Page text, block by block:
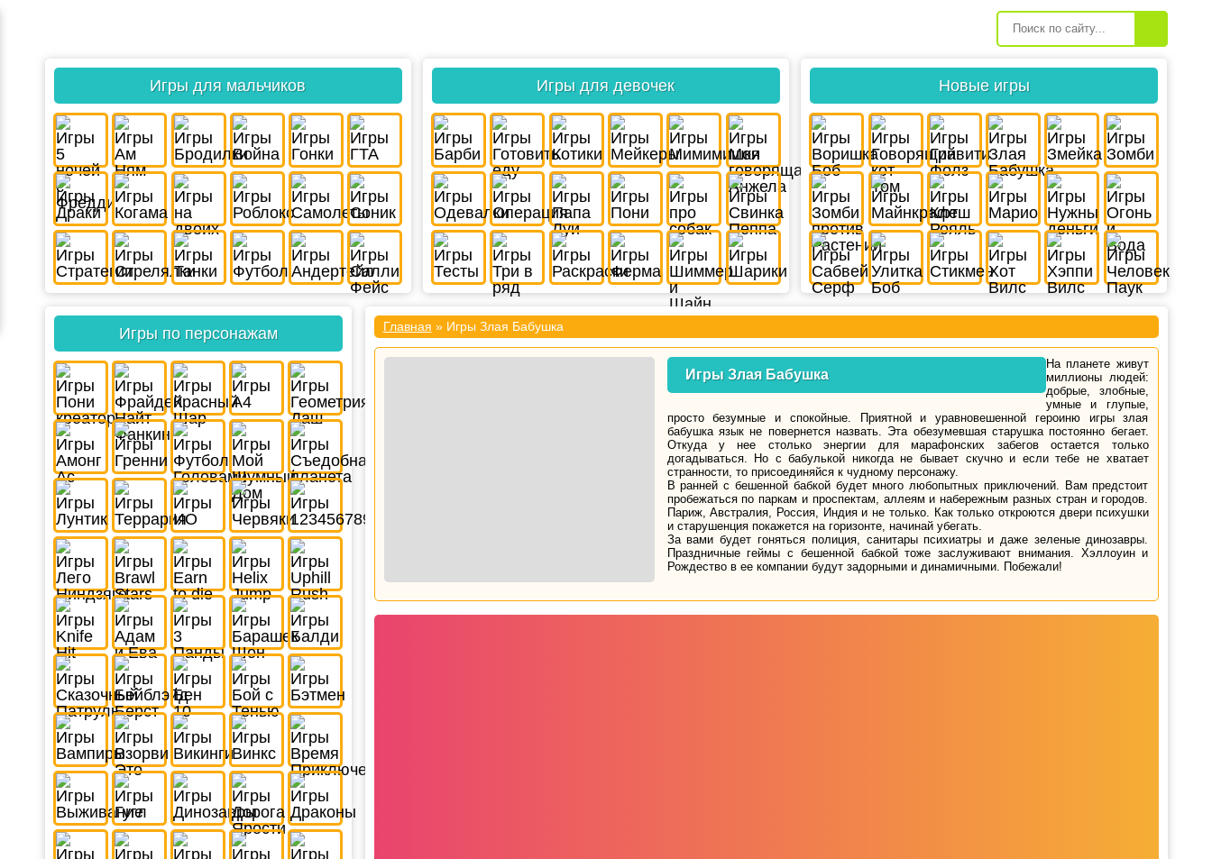
Игры для мальчиков Игры для девочек Новые игры
Игры по персонажам Главная » Игры Злая Бабушка
Игры Злая Бабушка
На планете живут
миллионы людей:
добрые, злобные,
умные и глупые,
просто безумные и спокойные. Приятной и уравновешенной героиню игры злая
бабушка язык не повернется назвать. Эта обезумевшая старушка постоянно бегает.
Откуда у нее столько энергии для марафонских забегов остается только
догадываться. Но с бабулькой никогда не бывает скучно и если тебе не хватает
странности, то присоединяйся к чудному персонажу.
В ранней с бешенной бабкой будет много любопытных приключений. Вам предстоит
пробежаться по паркам и проспектам, аллеям и набережным разных стран и городов.
Париж, Австралия, Россия, Индия и не только. Как только откроются двери психушки
и старушенция покажется на горизонте, начинай убегать.
За вами будет гоняться полиция, санитары психиатры и даже зеленые динозавры.
Праздничные геймы с бешенной бабкой тоже заслуживают внимания. Хэллоуин и
Рождество в ее компании будут задорными и динамичными. Побежали!